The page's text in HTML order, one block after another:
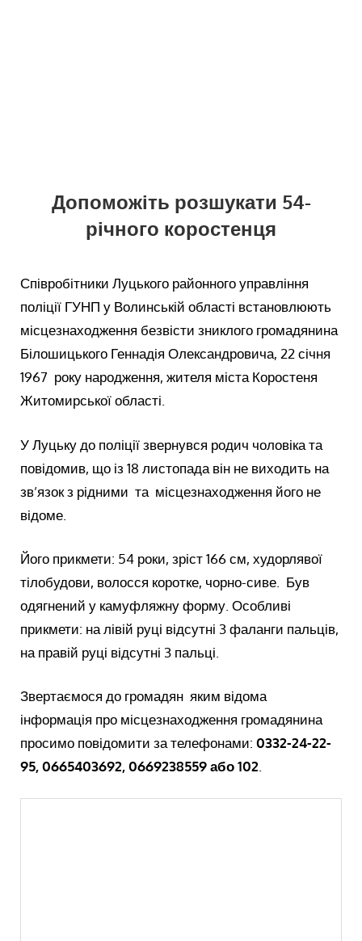
Допоможіть розшукати 54-
річного коростенця
Співробітники Луцького районного управління
поліції ГУНП у Волинській області встановлюють
місцезнаходження безвісти зниклого громадянина
Білошицького Геннадія Олександровича, 22 січня
1967 року народження, жителя міста Коростеня
Житомирської області.
У Луцьку до поліції звернувся родич чоловіка та
повідомив, що із 18 листопада він не виходить на
зв’язок з рідними та місцезнаходження його не
відоме.
Його прикмети: 54 роки, зріст 166 см, худорлявої
тілобудови, волосся коротке, чорно-сиве. Був
одягнений у камуфляжну форму. Особливі
прикмети: на лівій руці відсутні 3 фаланги пальців,
на правій руці відсутні 3 пальці.
Звертаємося до громадян яким відома
інформація про місцезнаходження громадянина
просимо повідомити за телефонами:0332-24-22-
95, 0665403692, 0669238559 або 102